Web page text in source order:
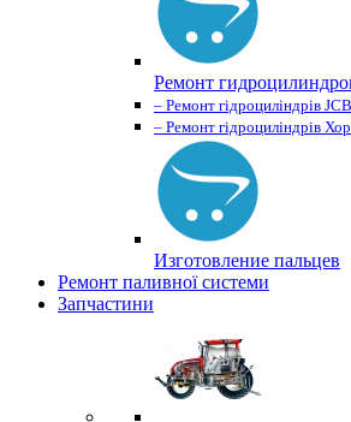
Ремонт
– Ремонт гідроциліндрів JCB
– Ремонт гідроциліндрів
Изготовление пальцев
Ремонт паливної системи
Запчастини